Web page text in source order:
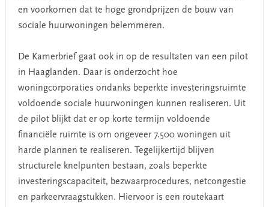
en voorkomen dat te hoge grondprijzen de bouw van
sociale huurwoningen belemmeren.
De Kamerbrief gaat ook in op de resultaten van een pilot
in Haaglanden. Daar is onderzocht hoe
woningcorporaties ondanks beperkte investeringsruimte
voldoende sociale huurwoningen kunnen realiseren. Uit
de pilot blijkt dat er op korte termijn voldoende
financiële ruimte is om ongeveer 7.500 woningen uit
harde plannen te realiseren. Tegelijkertijd blijven
structurele knelpunten bestaan, zoals beperkte
investeringscapaciteit, bezwaarprocedures, netcongestie
en parkeervraagstukken. Hiervoor is een routekaart